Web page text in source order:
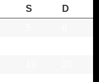
S
D